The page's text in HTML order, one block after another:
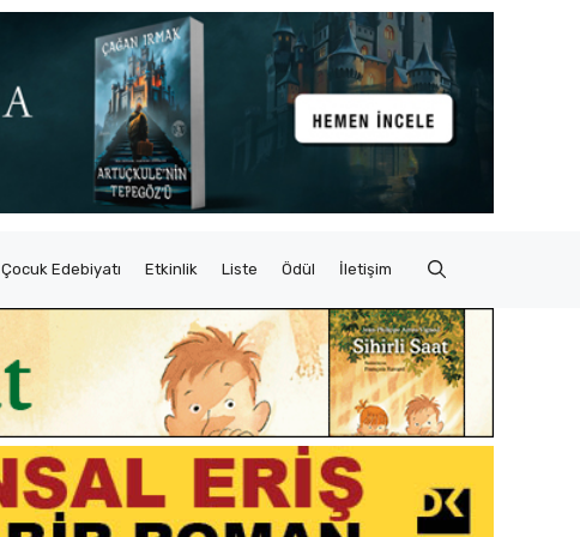
Çocuk Edebiyatı Etkinlik Liste Ödül İletişim